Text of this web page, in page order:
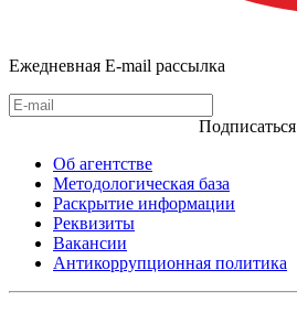
Ежедневная E-mail рассылка
Подписаться
Об агентстве
Методологическая база
Раскрытие информации
Реквизиты
Вакансии
Антикоррупционная политика